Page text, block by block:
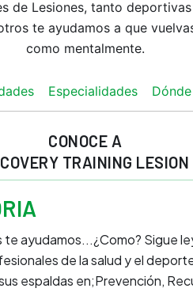
de Lesiones, tanto
te ayudamos a que
como mentalmente.
Especialidades Dónde
CONOCE A
TRAINING LESION
ayudamos...¿Como? Sigue
de la salud y el
espaldas en; ​ Prevención,